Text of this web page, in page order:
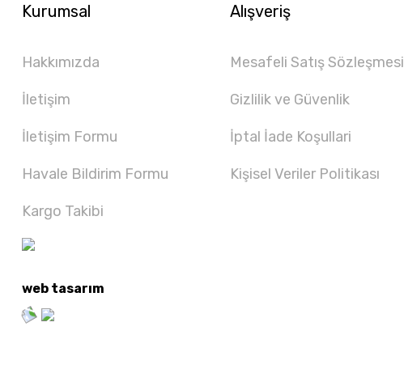
Kurumsal
Hakkımızda
İletişim
İletişim Formu
Havale Bildirim Formu
Kargo Takibi
Alışveriş
Mesafeli Satış Sözleşmesi
Gizlilik ve Güvenlik
İptal İade Koşullari
Kişisel Veriler Politikası
web tasarım